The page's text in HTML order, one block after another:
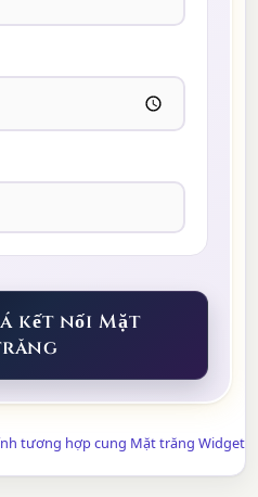
kết nối Mặt
tương hợp cung Mặt trăng Widget